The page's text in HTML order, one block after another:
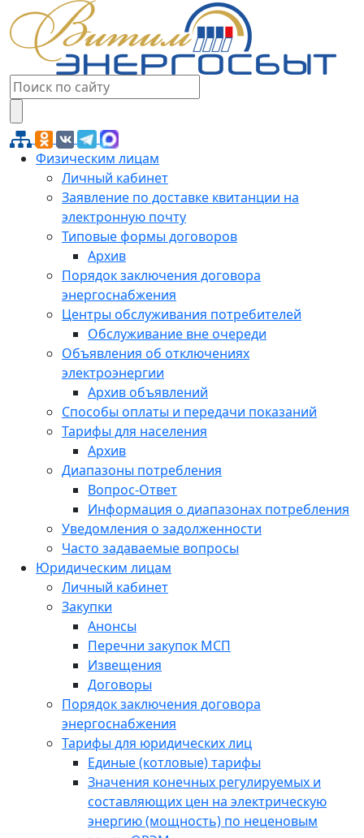
Физическим лицам
Личный кабинет
Заявление по доставке квитанции на
электронную почту
Типовые формы договоров
Архив
Порядок заключения договора
энергоснабжения
Центры обслуживания потребителей
Обслуживание вне очереди
Объявления об отключениях
электроэнергии
Архив объявлений
Способы оплаты и передачи показаний
Тарифы для населения
Архив
Диапазоны потребления
Вопрос-Ответ
Информация о диапазонах потребления
Уведомления о задолженности
Часто задаваемые вопросы
Юридическим лицам
Личный кабинет
Закупки
Анонсы
Перечни закупок МСП
Извещения
Договоры
Порядок заключения договора
энергоснабжения
Тарифы для юридических лиц
Единые (котловые) тарифы
Значения конечных регулируемых и
составляющих цен на электрическую
энергию (мощность) по неценовым